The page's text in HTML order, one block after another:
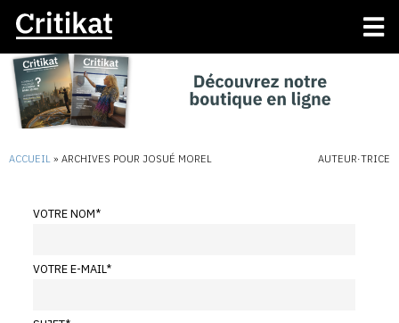
ACCUEIL » ARCHIVES POUR JOSUÉ MOREL AUTEUR·TRICE
VOTRE NOM*
VOTRE E-MAIL*